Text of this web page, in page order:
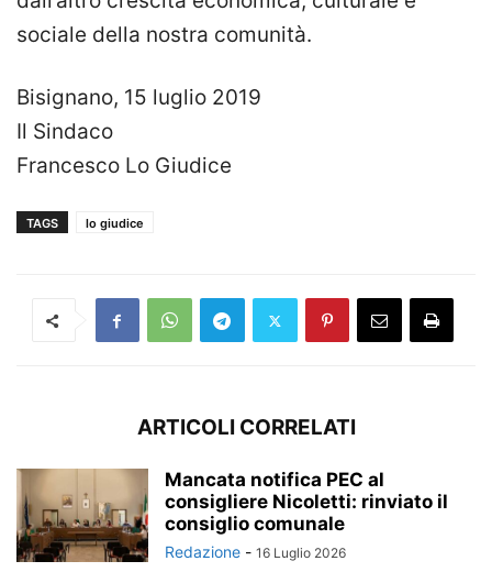
sociale della nostra comunità.
Bisignano, 15 luglio 2019
Il Sindaco
Francesco Lo Giudice
TAGS lo giudice
ARTICOLI CORRELATI
Mancata notifica PEC al
consigliere Nicoletti: rinviato il
consiglio comunale
Redazione - 16 Luglio 2026